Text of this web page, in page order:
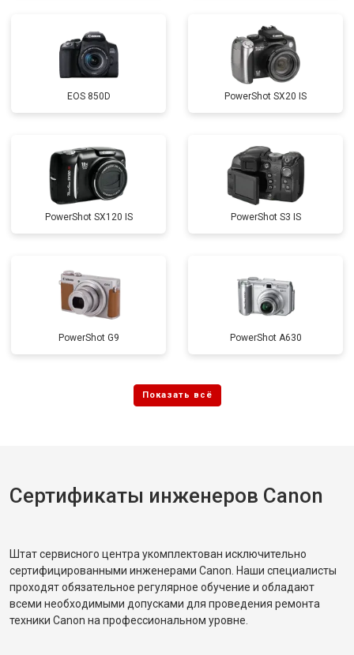
EOS 850D PowerShot SX20 IS
PowerShot SX120 IS PowerShot S3 IS
PowerShot G9 PowerShot A630
Сертификаты инженеров Canon
Штат сервисного центра укомплектован исключительно
сертифицированными инженерами Canon. Наши специалисты
проходят обязательное регулярное обучение и обладают
всеми необходимыми допусками для проведения ремонта
техники Canon на профессиональном уровне.